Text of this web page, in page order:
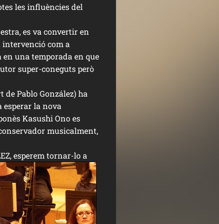
les influències del
es va convertir en
intervenció com a
en una temporada en que
super-coneguts però
de Pablo González) ha
esperar la nova
Kasushi Ono es
musicalment,
esperem tornar-lo a